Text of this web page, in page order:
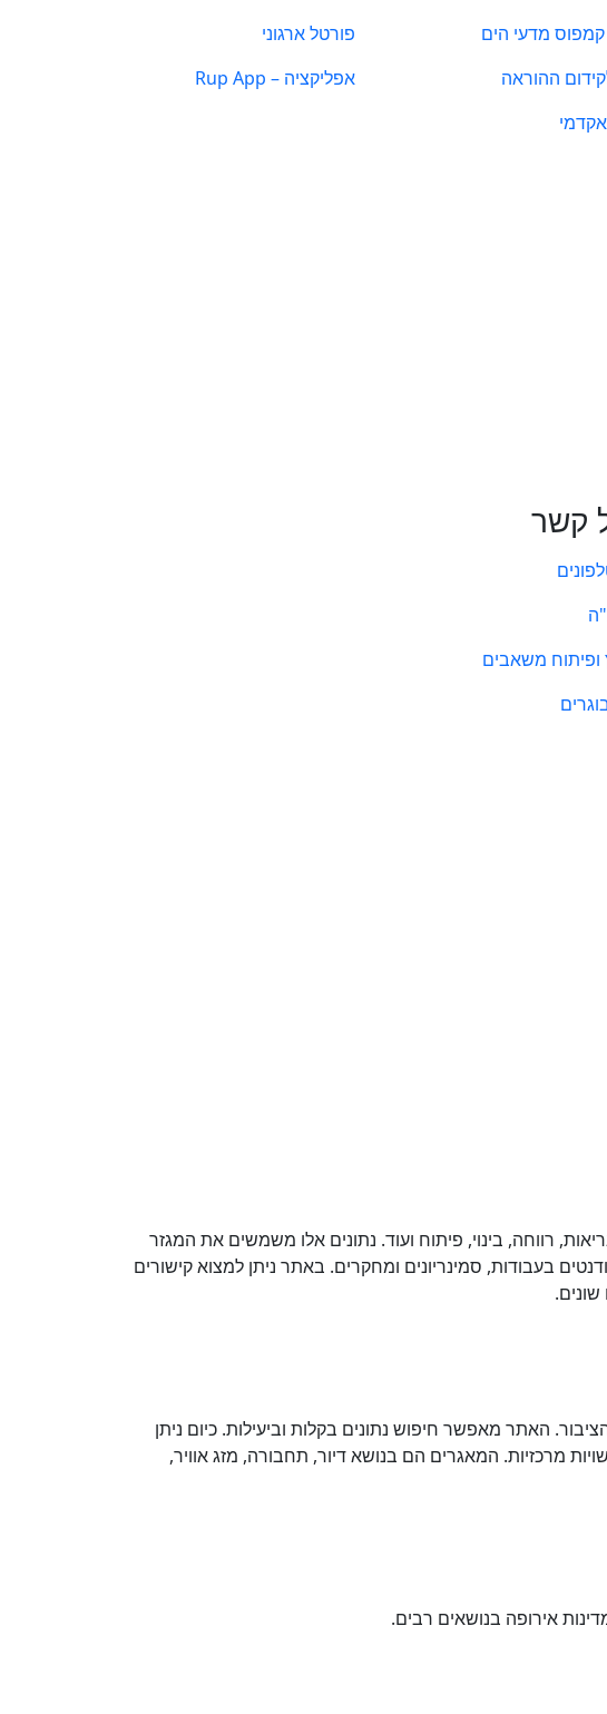
מדעי הים
ההוראה
פורטל ארגוני
אפליקציה – Rup App
קשר
ופיתוח משאבים
רווחה, בינוי, פיתוח ועוד. נתונים אלו משמשים את המגזר
בעבודות, סמינריונים ומחקרים. באתר ניתן למצוא קישורים
האתר מאפשר חיפוש נתונים בקלות וביעילות. כיום ניתן
מרכזיות. המאגרים הם בנושא דיור, תחבורה, מזג אוויר,
אירופה בנושאים רבים.